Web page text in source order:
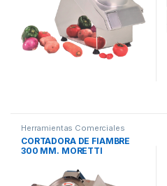
Herramientas Comerciales
CORTADORA DE FIAMBRE
300 MM. MORETTI